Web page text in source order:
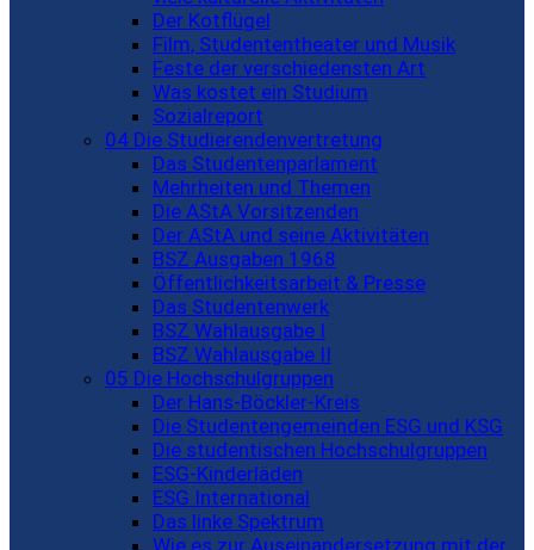
Der Kotflügel
Film, Studententheater und Musik
Feste der verschiedensten Art
Was kostet ein Studium
Sozialreport
04 Die Studierendenvertretung
Das Studentenparlament
Mehrheiten und Themen
Die AStA Vorsitzenden
Der AStA und seine Aktivitäten
BSZ Ausgaben 1968
Öffentlichkeitsarbeit & Presse
Das Studentenwerk
BSZ Wahlausgabe I
BSZ Wahlausgabe II
05 Die Hochschulgruppen
Der Hans-Böckler-Kreis
Die Studentengemeinden ESG und KSG
Die studentischen Hochschulgruppen
ESG-Kinderläden
ESG International
Das linke Spektrum
Wie es zur Auseinandersetzung mit der